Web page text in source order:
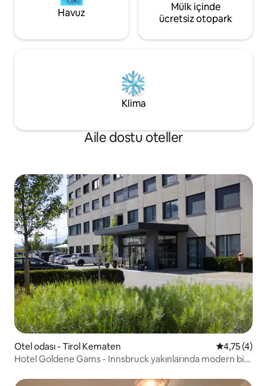
Havuz
Mülk içinde
ücretsiz otopark
Klima
Aile dostu oteller
Otel odası - Tirol Kematen 54,75 (4)
Hotel Goldene Gams - Innsbruck yakınlarında modern bir